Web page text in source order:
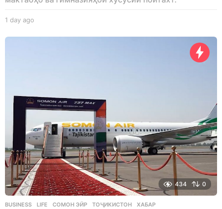
1 day ago
a
434 0
BUSINESS ,LIFE СОМОН ЭЙР ,ТОҶИКИСТОН ,ХАБАР